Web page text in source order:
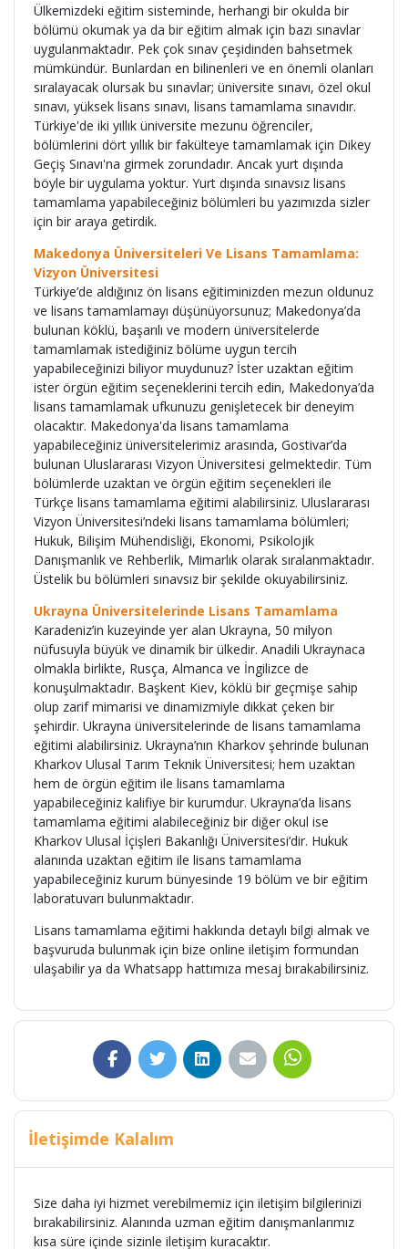
Ülkemizdeki eğitim sisteminde, herhangi bir okulda bir
bölümü okumak ya da bir eğitim almak için bazı sınavlar
uygulanmaktadır. Pek çok sınav çeşidinden bahsetmek
mümkündür. Bunlardan en bilinenleri ve en önemli olanları
sıralayacak olursak bu sınavlar; üniversite sınavı, özel okul
sınavı, yüksek lisans sınavı, lisans tamamlama sınavıdır.
Türkiye'de iki yıllık üniversite mezunu öğrenciler,
bölümlerini dört yıllık bir fakülteye tamamlamak için Dikey
Geçiş Sınavı'na girmek zorundadır. Ancak yurt dışında
böyle bir uygulama yoktur. Yurt dışında sınavsız lisans
tamamlama yapabileceğiniz bölümleri bu yazımızda sizler
için bir araya getirdik.
Makedonya Üniversiteleri Ve Lisans Tamamlama:
Vizyon Üniversitesi
Türkiye’de aldığınız ön lisans eğitiminizden mezun oldunuz
ve lisans tamamlamayı düşünüyorsunuz; Makedonya’da
bulunan köklü, başarılı ve modern üniversitelerde
tamamlamak istediğiniz bölüme uygun tercih
yapabileceğinizi biliyor muydunuz? İster uzaktan eğitim
ister örgün eğitim seçeneklerini tercih edin, Makedonya’da
lisans tamamlamak ufkunuzu genişletecek bir deneyim
olacaktır. Makedonya'da lisans tamamlama
yapabileceğiniz üniversitelerimiz arasında, Gostivar’da
bulunan Uluslararası Vizyon Üniversitesi gelmektedir. Tüm
bölümlerde uzaktan ve örgün eğitim seçenekleri ile
Türkçe lisans tamamlama eğitimi alabilirsiniz. Uluslararası
Vizyon Üniversitesi’ndeki lisans tamamlama bölümleri;
Hukuk, Bilişim Mühendisliği, Ekonomi, Psikolojik
Danışmanlık ve Rehberlik, Mimarlık olarak sıralanmaktadır.
Üstelik bu bölümleri sınavsız bir şekilde okuyabilirsiniz.
Ukrayna Üniversitelerinde Lisans Tamamlama
Karadeniz’in kuzeyinde yer alan Ukrayna, 50 milyon
nüfusuyla büyük ve dinamik bir ülkedir. Anadili Ukraynaca
olmakla birlikte, Rusça, Almanca ve İngilizce de
konuşulmaktadır. Başkent Kiev, köklü bir geçmişe sahip
olup zarif mimarisi ve dinamizmiyle dikkat çeken bir
şehirdir. Ukrayna üniversitelerinde de lisans tamamlama
eğitimi alabilirsiniz. Ukrayna’nın Kharkov şehrinde bulunan
Kharkov Ulusal Tarım Teknik Üniversitesi; hem uzaktan
hem de örgün eğitim ile lisans tamamlama
yapabileceğiniz kalifiye bir kurumdur. Ukrayna’da lisans
tamamlama eğitimi alabileceğiniz bir diğer okul ise
Kharkov Ulusal İçişleri Bakanlığı Üniversitesi’dir. Hukuk
alanında uzaktan eğitim ile lisans tamamlama
yapabileceğiniz kurum bünyesinde 19 bölüm ve bir eğitim
laboratuvarı bulunmaktadır.
Lisans tamamlama eğitimi hakkında detaylı bilgi almak ve
başvuruda bulunmak için bize online iletişim formundan
ulaşabilir ya da Whatsapp hattımıza mesaj bırakabilirsiniz.
İletişimde Kalalım
Size daha iyi hizmet verebilmemiz için iletişim bilgilerinizi
bırakabilirsiniz. Alanında uzman eğitim danışmanlarımız
kısa süre içinde sizinle iletişim kuracaktır.